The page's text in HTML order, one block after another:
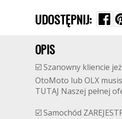
UDOSTĘPNIJ:
OPIS
☑️ Szanowny kliencie
OtoMoto lub OLX
TUTAJ Naszej pełnej
☑️ Samochód